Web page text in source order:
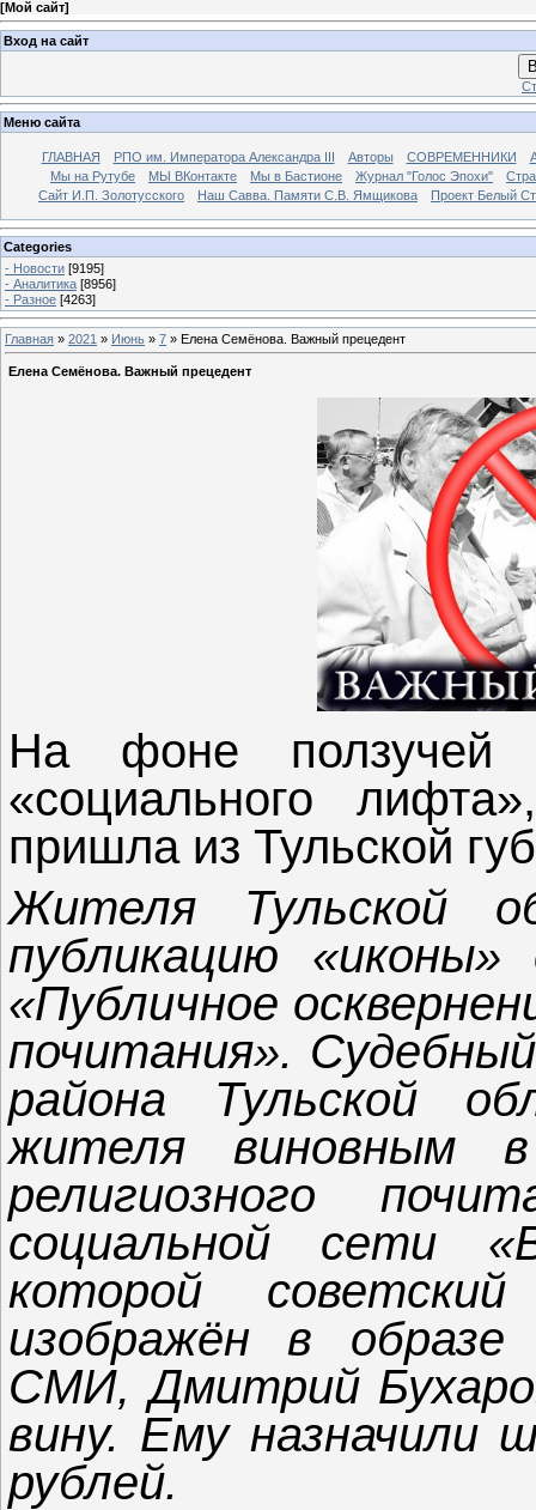
[Мой сайт]
Вход на сайт
Меню сайта
ГЛАВНАЯ РПО им. Императора Александра III Авторы СОВРЕМЕННИКИ
Мы на Рутубе
МЫ ВКонтакте Мы в Бастионе Журнал "Голос Эпохи"
Сайт И.П. Золотусского
Наш Савва. Памяти С.В. Ямщикова Проект Белый
Categories
- Новости [9195]
- Аналитика [8956]
- Разное [4263]
Главная » 2021 » Июнь » 7 » Елена Семёнова. Важный прецедент
Елена Семёнова. Важный прецедент
На фоне ползучей
«социального
пришла из Тульской
Жителя Тульской
публикацию
«Публичное
почитания».
района Тульской
жителя виновным в
религиозного
социальной сети
которой
изображён в
СМИ, Дмитрий
вину. Ему назначили
рублей.